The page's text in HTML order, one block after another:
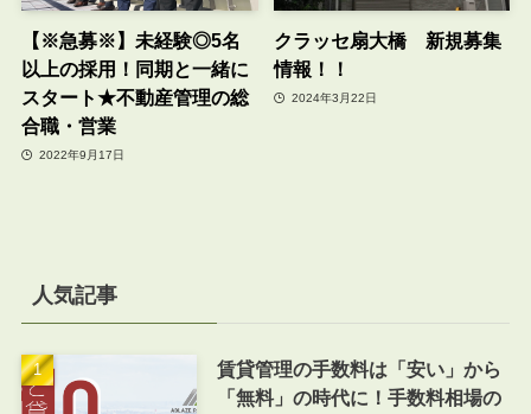
【※急募※】未経験◎5名
以上の採用！同期と一緒に
スタート★不動産管理の総
合職・営業
2022年9月17日
クラッセ扇大橋 新規募集
情報！！
2024年3月22日
人気記事
賃貸管理の手数料は「安い」から
「無料」の時代に！手数料相場の